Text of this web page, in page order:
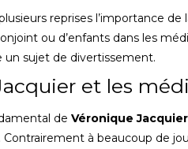
reprises l’importance
ou d’enfants dans les
un sujet de divertissement.
et les
de Véronique
Contrairement à beaucoup de